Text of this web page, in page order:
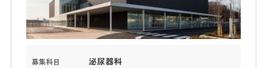
募集科目 泌尿器科